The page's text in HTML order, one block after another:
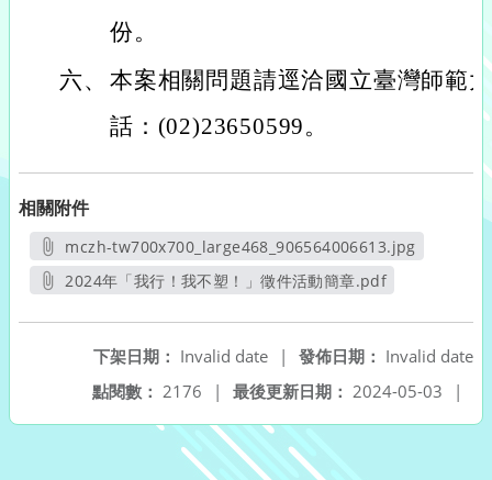
份。
六、 本案相關問題請逕洽國立臺灣師範
話：(02)23650599。
相關附件
mczh-tw700x700_large468_906564006613.jpg
另開新視窗
2024年「我行！我不塑！」徵件活動簡章.pdf
發佈日期： Invalid date
下架日期： Invalid date
|
最後更新日期： 2024-05-03 |
點閱數： 2176 |